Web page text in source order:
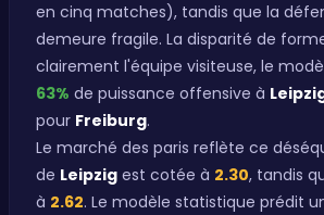
en cinq matches), tandis que la
demeure fragile. La disparité de
clairement l'équipe visiteuse, le
63% de puissance offensive à
pour Freiburg.
Le marché des paris reflète ce
de Leipzig est cotée à 2.30, tandis
à 2.62. Le modèle statistique prédit